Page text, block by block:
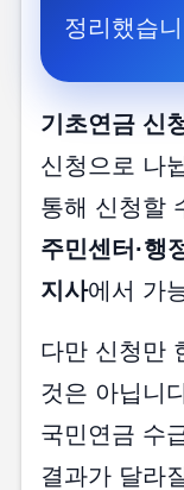
정리했습
기초연금 신
신청으로 나
통해 신청할
주민센터·행
지사에서 가
다만 신청만
것은 아닙니
국민연금 수
결과가 달라